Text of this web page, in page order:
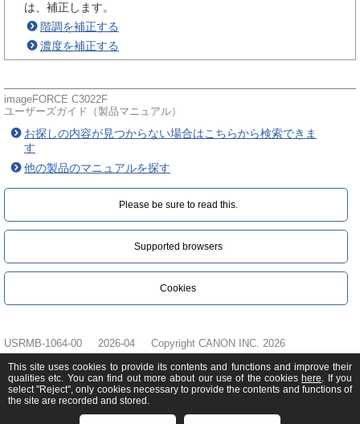
は、補正します。
階調を補正する
濃度を補正する
imageFORCE C3022F
ユーザーズガイド（製品マニュアル）
お探しの内容が見つからない場合はこちらから検索できま
す
他の製品のマニュアルを探す
Please be sure to read this.‎
Supported browsers
Cookies
USRMB-1064-00 2026-04 Copyright CANON INC. 2026
This site uses cookies to provide its contents and functions and improve their
qualities etc. You can find out more about our use of the cookies here. If you
select "Reject", only cookies necessary to provide the contents and functions of
the site are recorded and stored.